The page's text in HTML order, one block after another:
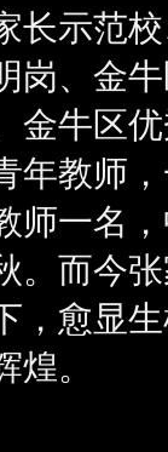
长示范
岗、金
金牛区
年教师
师一名
。而今
，愈显
。